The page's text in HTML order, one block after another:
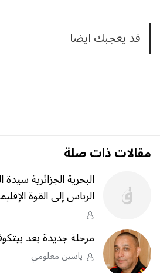
قد يعجبك ايضا
مقالات ذات صلة
البحرية الجزائرية
الرياس إلى القوة
مرحلة جديدة بعد
ياسين معلومي